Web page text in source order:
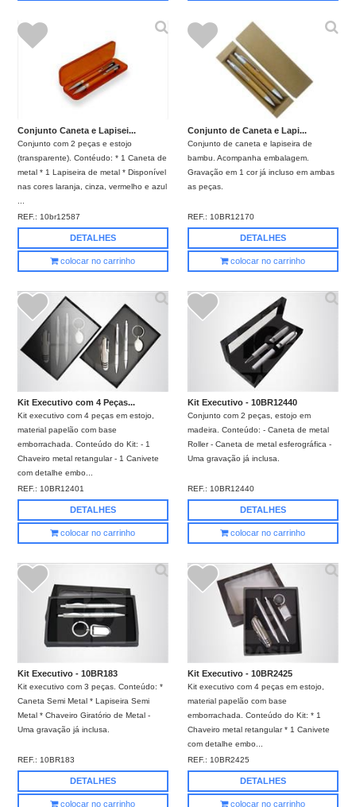
Conjunto Caneta e Lapisei...
Conjunto com 2 peças e estojo
(transparente). Contéudo: * 1 Caneta de
metal * 1 Lapiseira de metal * Disponível
nas cores laranja, cinza, vermelho e azul
REF.: 10br12587
DETALHES
colocar no carrinho
Conjunto de Caneta e Lapi...
Conjunto de caneta e lapiseira de
bambu. Acompanha embalagem.
Gravação em 1 cor já incluso em ambas
as peças.
REF.: 10BR12170
DETALHES
colocar no carrinho
Kit Executivo com 4 Peças...
Kit executivo com 4 peças em estojo,
material papelão com base
emborrachada. Conteúdo do Kit: - 1
Chaveiro metal retangular - 1 Canivete
com detalhe embo...
REF.: 10BR12401
DETALHES
colocar no carrinho
Kit Executivo - 10BR12440
Conjunto com 2 peças, estojo em
madeira. Conteúdo: - Caneta de metal
Roller - Caneta de metal esferográfica -
Uma gravação já inclusa.
REF.: 10BR12440
DETALHES
colocar no carrinho
Kit Executivo - 10BR183
Kit executivo com 3 peças. Conteúdo: *
Caneta Semi Metal * Lapiseira Semi
Metal * Chaveiro Giratório de Metal -
Uma gravação já inclusa.
REF.:10BR183
DETALHES
colocar no carrinho
Kit Executivo - 10BR2425
Kit executivo com 4 peças em estojo,
material papelão com base
emborrachada. Conteúdo do Kit: * 1
Chaveiro metal retangular * 1 Canivete
com detalhe embo...
REF.:10BR2425
DETALHES
colocar no carrinho